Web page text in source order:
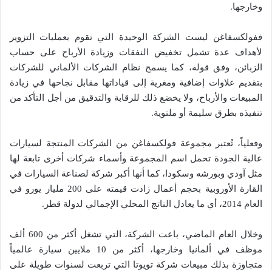
وخارجها.
ففولكسفاغن ليست الشركة الوحيدة التي تقوم بعمليات التزوير
لأهداف عدة تشمل تخفيض النفقات وزيادة الأرباح على حساب
الزبائن، وفق قوله، كما يسمح نظام الشركات الألماني للشركات
بتقديم علاوات إضافية ومغرية إلى قياداتها مقابل نجاحها في زيادة
المبيعات والأرباح، ولا يخضع ذلك للرقابة والتدقيق من أجل التأكد من
تنفيذه بطرق سليمة أو ملتوية.
وفعلياً، تُعتبر مجموعة فولكسفاغن من الشركات المنتجة لسيارات
عالية الجودة تحمل اسم المجموعة وأسماء شركات أخرى تابعة لها
مثل آودي وبورشه وسكودا، كما أنها أكبر شركة لصناعة السيارات في
القارة الأوروبية بحجم أعمال زادت قيمته على 200 مليار يورو في
العام 2014، أي ما يعادل الناتج المحلي الإجمالي لدولة قطر.
وخلال العام الماضي، باعت الشركة، التي تشغل أكثر من 600 ألف
موظف في ألمانيا وخارجها، أكثر من 10 ملايين سيارة عالمياً
متجاوزة بذلك مبيعات شركة تويوتا التي تربعت لسنوات طويلة على